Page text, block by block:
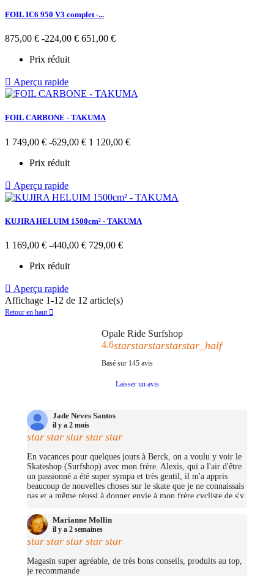
FOIL IC6 950 V3 complet -...
Prix
base
875,00 € -224,00 € Prix
651,00 €
Prix réduit
 Aperçu rapide
FOIL CARBONE - TAKUMA
Prix
base
1 749,00 € -629,00 € Prix
1 120,00 €
Prix réduit
 Aperçu rapide
KUJIRA HELUIM 1500cm² - TAKUMA
Prix
base
1 169,00 € -440,00 € Prix
729,00 €
Prix réduit
 Aperçu rapide
Affichage 1-12 de 12 article(s)
Retour en haut 
Opale Ride Surfshop
4.6starstarstarstarstar_half
Basé sur 145avis
Laisser un avis
Jade Neves Santos
il y a 2 mois
star star star star star
En vacances pour quelques jours à Berck, on a voulu y voir le
Skateshop (Surfshop) avec mon frère. Alexis, qui a l'air d'être
un passionné a été super sympa et très gentil, il m'a appris
beaucoup de nouvelles choses sur le skate que je ne connaissais
pas et a même réussi à donner envie à mon frère cycliste de s'y
j'ai pu me prendre quelques petites choses et on repassera très
certainement un jour pour nous prendre un cruiser chacun.
(Merciii encore pour les stickers offerts !
Marianne Mollin
il y a 2 semaines
star star star star star
Magasin super agréable, de très bons conseils, produits au top,
je recommande